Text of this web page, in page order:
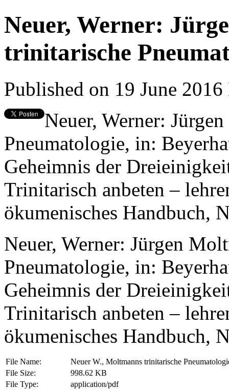
Neuer, Werner:
trinitarische
Published on 19 June 2016
Neuer, Werner:
Pneumatologie, in:
Geheimnis der
Trinitarisch anbeten –
ökumenisches Handbuch,
Neuer, Werner: Jürgen
Pneumatologie, in:
Geheimnis der
Trinitarisch anbeten –
ökumenisches Handbuch,
File Name:
Neuer W., Moltmanns trinitarische
File Size:
998.62 KB
File Type:
application/pdf